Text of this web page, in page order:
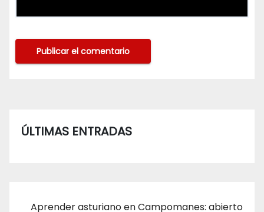
ÚLTIMAS ENTRADAS
Aprender asturiano en Campomanes: abierto